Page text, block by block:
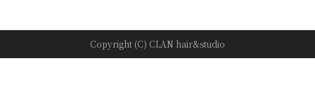
Copyright (C) CLAN hair&studio